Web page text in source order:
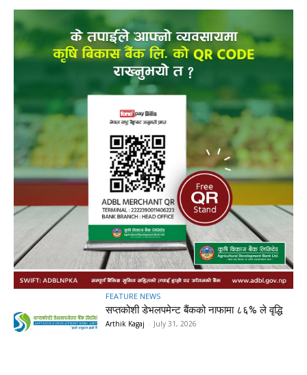
FEATURE NEWS
सप्तकोशी डेभलपमेन्ट बैंकको नाफामा ८६% ले वृद्धि
Arthik Kagaj - July 31, 2026